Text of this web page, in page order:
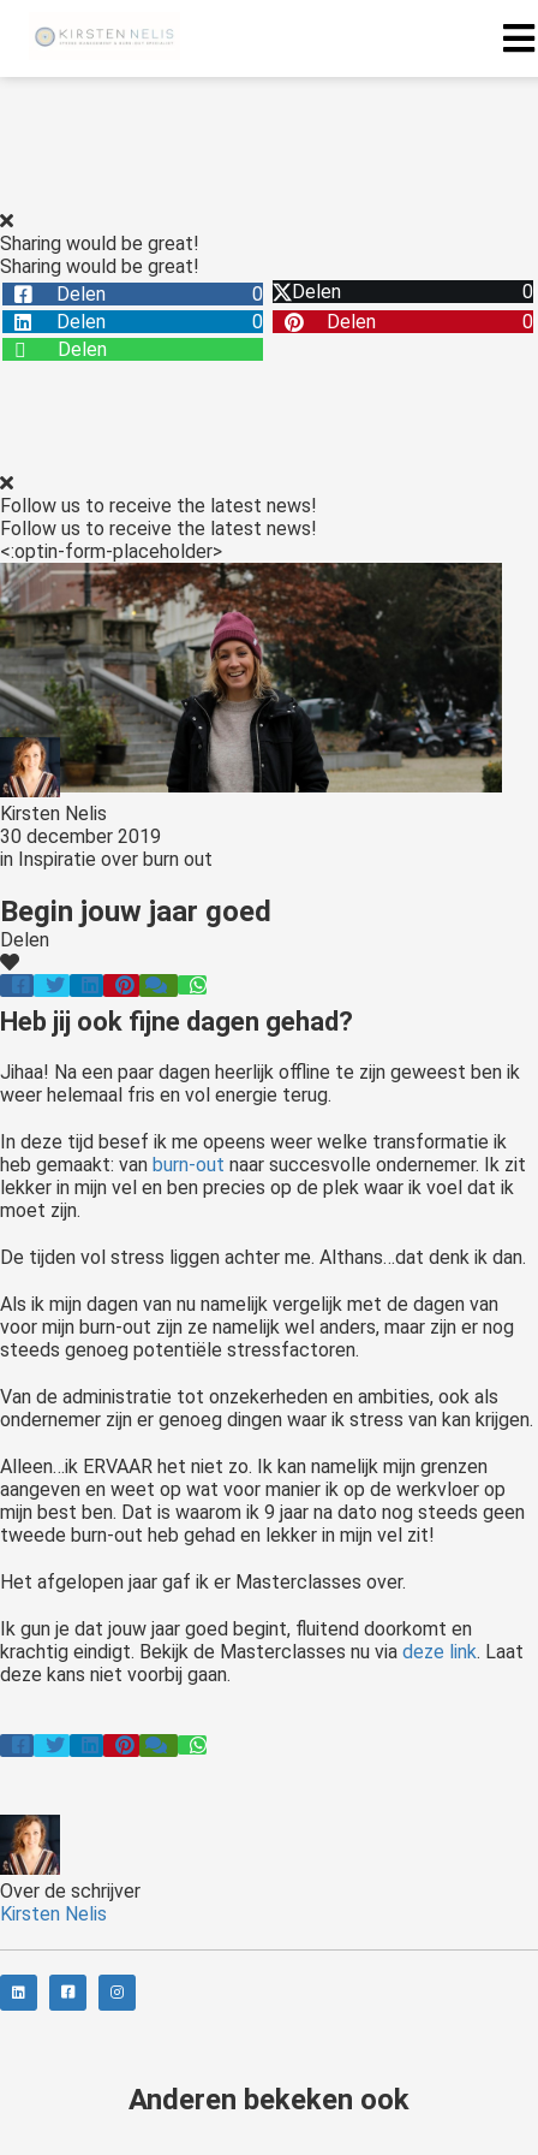
Sharing would be great!
Sharing would be great!
Delen
0 Delen
0
Delen
0 Delen
0
Delen
Follow us to receive the latest news!
Follow us to receive the latest news!
<:optin-form-placeholder>
Kirsten Nelis
30 december 2019
in Inspiratie over burn out
Begin jouw jaar goed
Delen
Heb jij ook fijne dagen gehad?
Jihaa! Na een paar dagen heerlijk offline te zijn geweest ben ik
weer helemaal fris en vol energie terug.
In deze tijd besef ik me opeens weer welke transformatie ik
heb gemaakt: van burn-out naar succesvolle ondernemer. Ik zit
lekker in mijn vel en ben precies op de plek waar ik voel dat ik
moet zijn.
De tijden vol stress liggen achter me. Althans…dat denk ik dan.
Als ik mijn dagen van nu namelijk vergelijk met de dagen van
voor mijn burn-out zijn ze namelijk wel anders, maar zijn er nog
steeds genoeg potentiële stressfactoren.
Van de administratie tot onzekerheden en ambities, ook als
ondernemer zijn er genoeg dingen waar ik stress van kan krijgen.
Alleen…ik ERVAAR het niet zo. Ik kan namelijk mijn grenzen
aangeven en weet op wat voor manier ik op de werkvloer op
mijn best ben. Dat is waarom ik 9 jaar na dato nog steeds geen
tweede burn-out heb gehad en lekker in mijn vel zit!
Het afgelopen jaar gaf ik er Masterclasses over.
Ik gun je dat jouw jaar goed begint, fluitend doorkomt en
krachtig eindigt. Bekijk de Masterclasses nu via deze link. Laat
deze kans niet voorbij gaan.
Over de schrijver
Kirsten Nelis
Anderen bekeken ook
zijn
deze
kan de
niet
worden
om
te
over
van
op
gebruikt
te
de
website-
van